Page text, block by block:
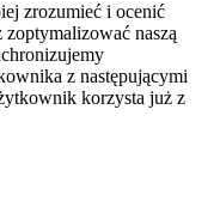
zrozumieć i ocenić
zoptymalizować naszą
z następującymi
korzysta już z